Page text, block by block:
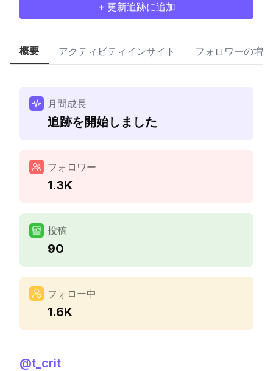
+ 更新追跡に追加
概要 アクティビティインサイト フォロワーの増加
月間成長
追跡を開始しました
フォロワー
1.3K
投稿
90
フォロー中
1.6K
@t_crit